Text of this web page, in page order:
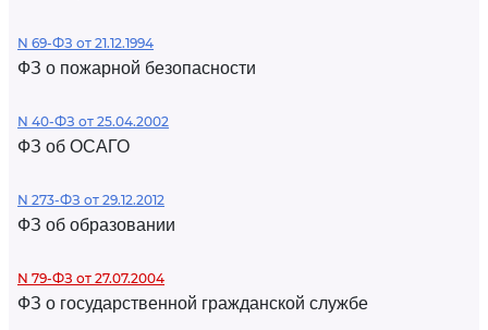
N 69-ФЗ от 21.12.1994
ФЗ о пожарной безопасности
N 40-ФЗ от 25.04.2002
ФЗ об ОСАГО
N 273-ФЗ от 29.12.2012
ФЗ об образовании
N 79-ФЗ от 27.07.2004
ФЗ о государственной гражданской службе